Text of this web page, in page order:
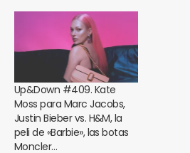
Up&Down #409. Kate
Moss para Marc Jacobs,
Justin Bieber vs. H&M, la
peli de «Barbie», las botas
Moncler…